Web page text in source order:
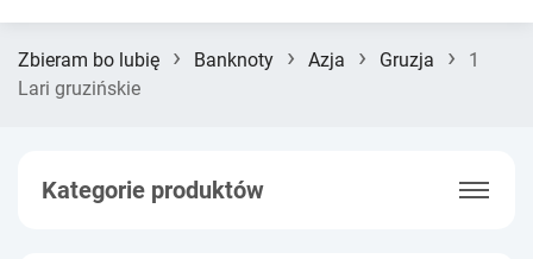
Zbieram bo lubię › Banknoty › Azja › Gruzja ›
1
Lari gruzińskie
Kategorie produktów